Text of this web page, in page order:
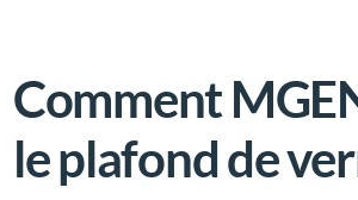
Comment
le plafond de